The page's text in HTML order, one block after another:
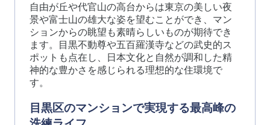
自由が丘や代官山の高台からは東京の美しい夜
景や富士山の雄大な姿を望むことができ、マン
ションからの眺望も素晴らしいものが期待でき
ます。目黒不動尊や五百羅漢寺などの武史的ス
ポットも点在し、日本文化と自然が調和した精
神的な豊かさを感じられる理想的な住環境で
す。
目黒区のマンションで実現する最高峰の